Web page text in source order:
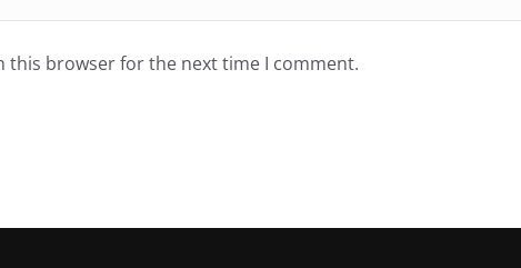
this browser for the next time I comment.